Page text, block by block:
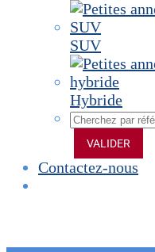
SUV
Hybride
VALIDER
Contactez-nous